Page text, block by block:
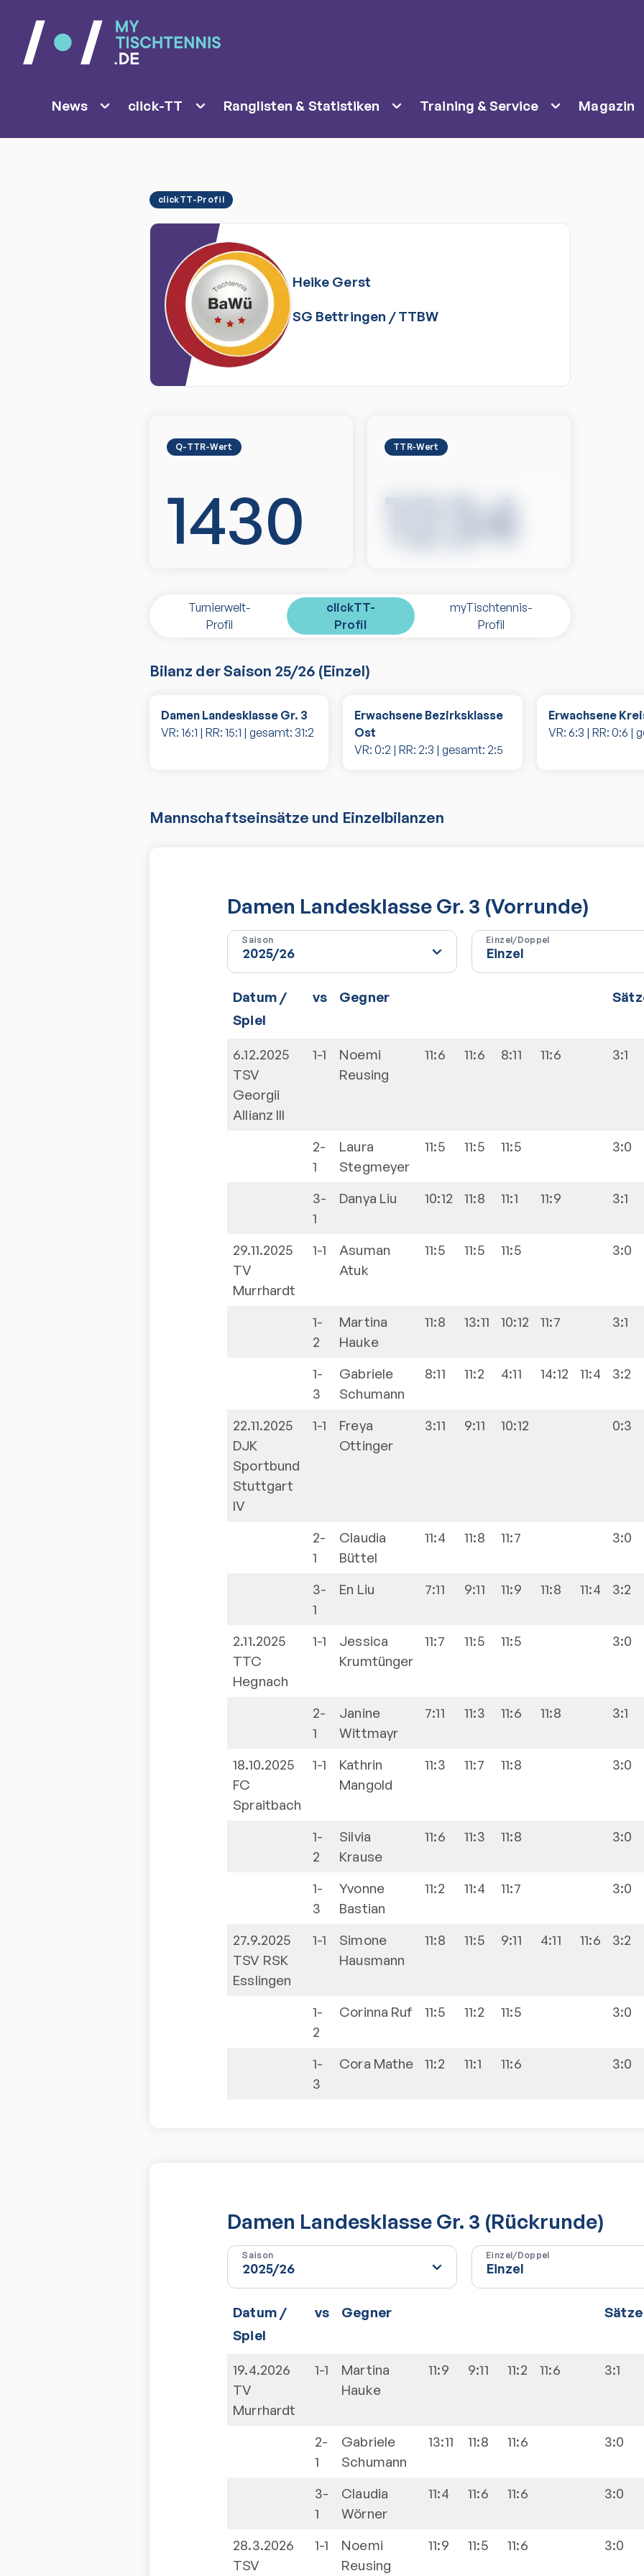
News click-TT Ranglisten & Statistiken Training & Service Magazin
clickTT-Profil
Heike Gerst
SG Bettringen /TTBW
Q-TTR-Wert
1430
TTR-Wert
1234
Turnierwelt-
Profil
clickTT-
Profil
myTischtennis-
Profil
Bilanz der Saison 25/26 (Einzel)
Damen Landesklasse Gr. 3
VR: 16:1 | RR: 15:1 | gesamt: 31:2
Erwachsene Bezirksklasse
Ost
VR:0:2 | RR: 2:3 | gesamt: 2:5
Erwachsene
VR: 6:3 | RR: 0:6 |
Mannschaftseinsätze und Einzelbilanzen
Damen Landesklasse Gr. 3 (Vorrunde)
Saison Einzel/Doppel
Datum /
Spiel
vs Gegner
6.12.2025
TSV
Georgii
Allianz III
1-1
Noemi
Reusing
11:6 11:6 8:11 11:6 3:1
2-
1
Laura
Stegmeyer
11:5 11:5 11:5 3:0
3-
1
Danya Liu 10:12 11:8 11:1 11:9 3:1
29.11.2025
TV
Murrhardt
1-1
Asuman
Atuk
11:5 11:5 11:5 3:0
1-
2
Martina
Hauke
11:8 13:11 10:12 11:7 3:1
1-
3
Gabriele
Schumann
8:11 11:2 4:11 14:12 11:4 3:2
22.11.2025
DJK
Sportbund
Stuttgart
IV
1-1
Freya
Ottinger
3:11 9:11 10:12 0:3
2-
1
Claudia
Büttel
11:4 11:8 11:7 3:0
3-
1
En Liu 7:11 9:11 11:9 11:8 11:4 3:2
2.11.2025
TTC
Hegnach
1-1
Jessica
Krumtünger
11:7 11:5 11:5 3:0
2-
1
Janine
Wittmayr
7:11 11:3 11:6 11:8 3:1
18.10.2025
FC
Spraitbach
1-1
Kathrin
Mangold
11:3 11:7 11:8 3:0
1-
2
Silvia
Krause
11:6 11:3 11:8 3:0
1-
3
Yvonne
Bastian
11:2 11:4 11:7 3:0
27.9.2025
TSV RSK
Esslingen
1-1
Simone
Hausmann
11:8 11:5 9:11 4:11 11:6 3:2
1-
2
Corinna Ruf 11:5 11:2 11:5 3:0
1-
3
Cora Mathe 11:2 11:1 11:6 3:0
Damen Landesklasse Gr. 3 (Rückrunde)
Saison Einzel/Doppel
Datum /
Spiel
vs Gegner Sätze
19.4.2026
TV
Murrhardt
1-1
Martina
Hauke
11:9 9:11 11:2 11:6 3:1
2-
1
Gabriele
Schumann
13:11 11:8 11:6 3:0
3-
1
Claudia
Wörner
11:4 11:6 11:6 3:0
28.3.2026
TSV
1-1
Noemi
Reusing
11:9 11:5 11:6 3:0